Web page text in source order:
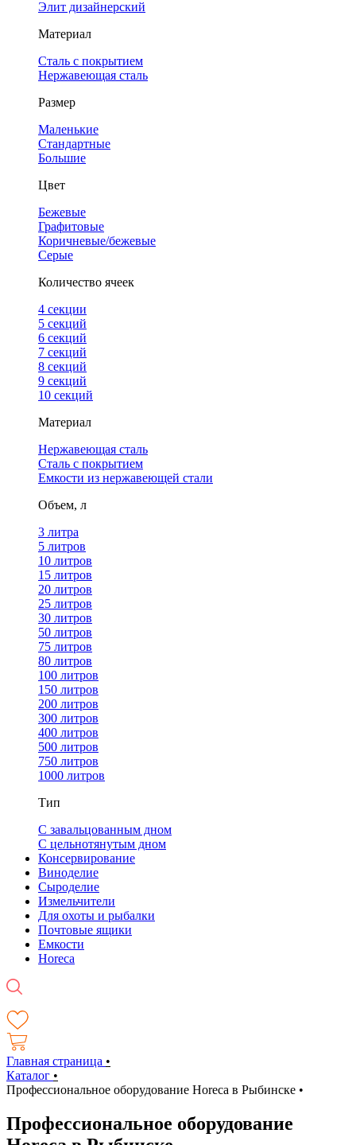
Элит дизайнерский
Материал
Сталь с покрытием
Нержавеющая сталь
Размер
Маленькие
Стандартные
Большие
Цвет
Бежевые
Графитовые
Коричневые/бежевые
Серые
Количество ячеек
4 cекции
5 секций
6 секций
7 секций
8 секций
9 секций
10 секций
Материал
Нержавеющая сталь
Сталь с покрытием
Емкости из нержавеющей стали
Объем, л
3 литра
5 литров
10 литров
15 литров
20 литров
25 литров
30 литров
50 литров
75 литров
80 литров
100 литров
150 литров
200 литров
300 литров
400 литров
500 литров
750 литров
1000 литров
Тип
С завальцованным дном
С цельнотянутым дном
Консервирование
Виноделие
Сыроделие
Измельчители
Для охоты и рыбалки
Почтовые ящики
Емкости
Horeca
Главная страница •
Каталог •
Профессиональное оборудование Horeca в Рыбинске •
Профессиональное оборудование